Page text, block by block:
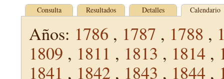
Consulta Resultados Detalles Calendario
Años: 1786 , 1787 , 1788 ,
1809 , 1811 , 1813 , 1814 ,
1841 , 1842 , 1843 , 1844 ,